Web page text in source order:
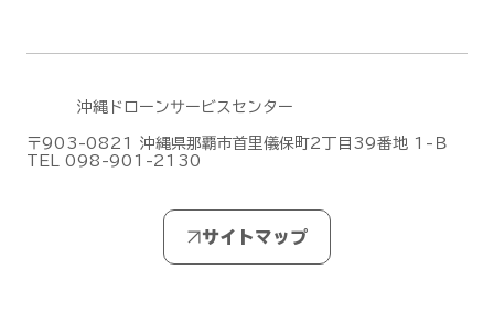
沖縄ドローンサービスセンター
〒903-0821 沖縄県那覇市首里儀保町2丁目39番地 1-Ｂ
TEL 098-901-2130